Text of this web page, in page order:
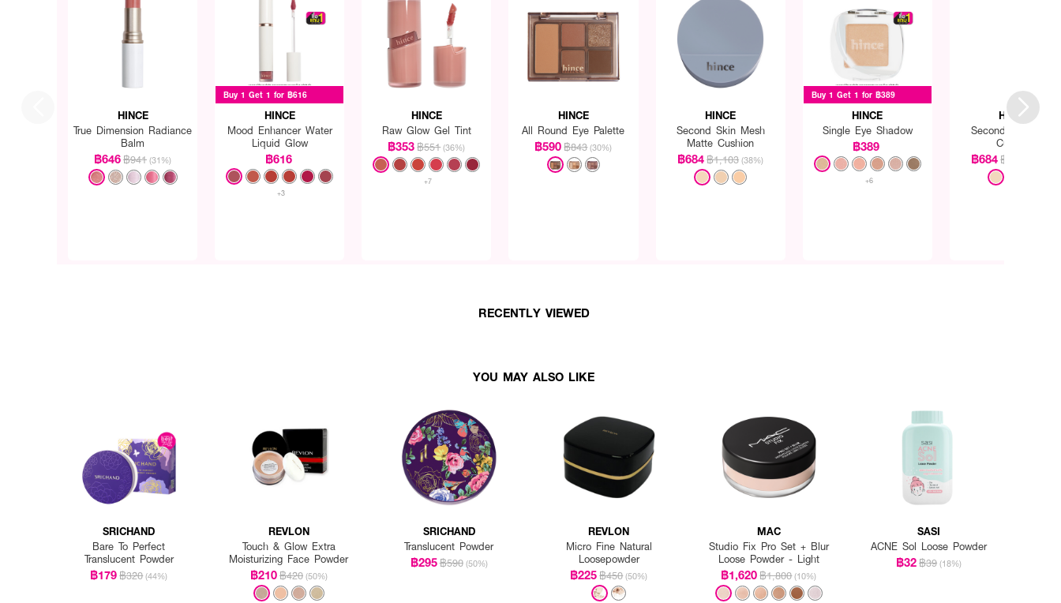
HINCE
True Dimension Radiance
Balm
฿646฿941 (31%)
Buy 1 Get 1 for ฿616
HINCE
Mood Enhancer Water
Liquid Glow
฿616
+3
HINCE
Raw Glow Gel Tint
฿353฿551 (36%)
+7
HINCE
All Round Eye Palette
฿590฿843 (30%)
HINCE
Second Skin Mesh
Matte Cushion
฿684฿1,103 (38%)
Buy 1 Get 1 for ฿389
HINCE
Single Eye Shadow
฿389
+6
HINCE
Second Skin Glow
Cushion
฿684฿1,103
RECENTLY VIEWED
YOU MAY ALSO LIKE
SRICHAND
Bare To Perfect
Translucent Powder
฿179฿320 (44%)
REVLON
Touch & Glow Extra
Moisturizing Face Powder
฿210฿420 (50%)
SRICHAND
Translucent Powder
฿295฿590 (50%)
REVLON
Micro Fine Natural
Loosepowder
฿225฿450 (50%)
MAC
Studio Fix Pro Set + Blur
Loose Powder - Light
฿1,620฿1,800 (10%)
SASI
ACNE Sol Loose Powder
฿32฿39 (18%)